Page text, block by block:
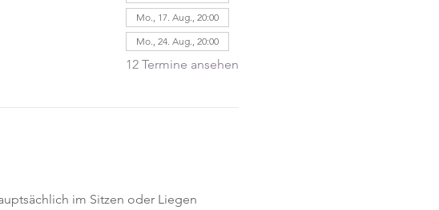
Mo., 17. Aug., 20:00
Mo., 24. Aug., 20:00
12 Termine ansehen
im Sitzen oder Liegen